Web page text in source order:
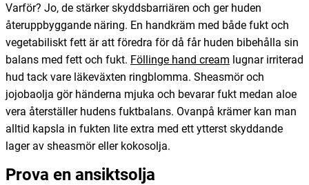
Varför? Jo, de stärker skyddsbarriären och ger huden
återuppbyggande näring. En handkräm med både fukt och
vegetabiliskt fett är att föredra för då får huden bibehålla sin
balans med fett och fukt. Föllinge hand cream lugnar irriterad
hud tack vare läkeväxten ringblomma. Sheasmör och
jojobaolja gör händerna mjuka och bevarar fukt medan aloe
vera återställer hudens fuktbalans. Ovanpå krämer kan man
alltid kapsla in fukten lite extra med ett ytterst skyddande
lager av sheasmör eller kokosolja.
Prova en ansiktsolja